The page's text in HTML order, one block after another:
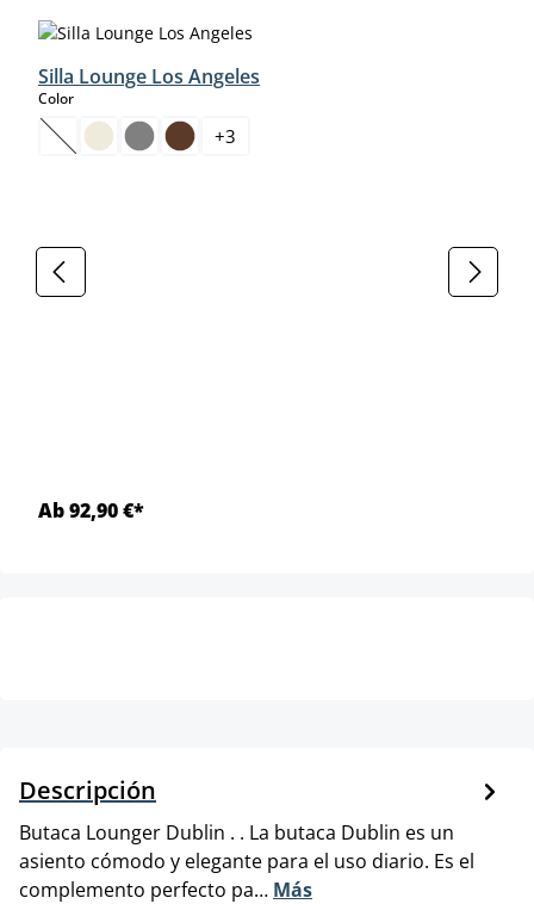
Silla Lounge Los Angeles
Colorselect
(Esta opción no está disponible en este momento.)
+3
Ab 92,90 €*
Descripción
Butaca Lounger Dublin . . La butaca Dublin es un
asiento cómodo y elegante para el uso diario. Es el
complemento perfecto pa… Más